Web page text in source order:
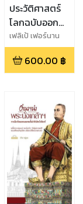
ประวัติศาสตร์
โลกฉบับออก
ซฟอร์ด The
Oxford
Illustrated
ภาพประกอบ)
เฟลิเป้ เฟอร์นาน
เดซ-อาร์เมสโต
600.00 ฿